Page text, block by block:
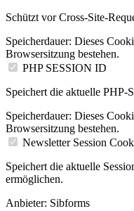
Schützt vor Cross-Site-
Speicherdauer: Dieses
Browsersitzung bestehen.
PHP SESSION ID
Speichert die aktuelle PHP-
Speicherdauer: Dieses
Browsersitzung bestehen.
Newsletter Session
Speichert die aktuelle
ermöglichen.
Anbieter: Sibforms